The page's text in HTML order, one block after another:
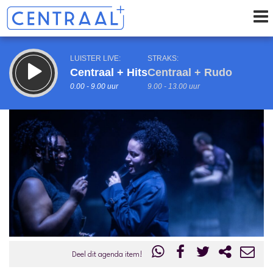
LUISTER LIVE:
Centraal + Hits
0.00 - 9.00 uur
STRAKS:
Centraal + Rudo
9.00 - 13.00 uur
Vorig uur uur 1 van 0 Volgend uur
Inklappen
Deel dit agenda item!